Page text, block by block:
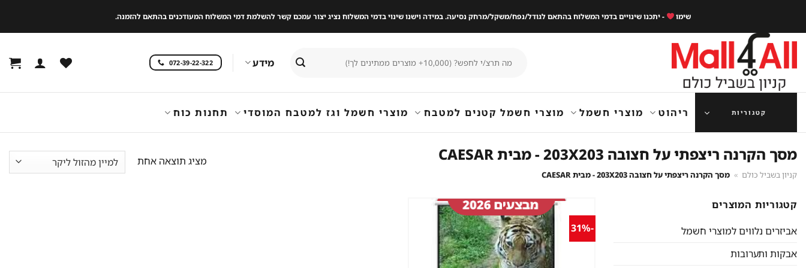
content
שימו - יתכנו שינויים בדמי המשלוח בהתאם לגודל/נפח/משקל/מרחק נסיעה. במידה וישנו שינוי בדמי המשלוח נציג יצור עמכם קשר להשלמת דמי המשלוח המעודכנים בהתאם להזמנה.
עבור:
מידע 072-39-22-322
קטגוריות ריהוט מוצרי חשמל מוצרי חשמל קטנים למטבח מוצרי חשמל וגז למטבח המוסדי תחנות כוח
מסך הקרנה ריצפתי על חצובה 203X203 - מבית CAESAR
קניון בשביל כולם » מסך הקרנה ריצפתי על חצובה 203X203 - מבית CAESAR
מציג תוצאה אחת
קטגוריות המוצרים
אביזרים נלווים למוצרי חשמל
אבקות ותערובות
-31%